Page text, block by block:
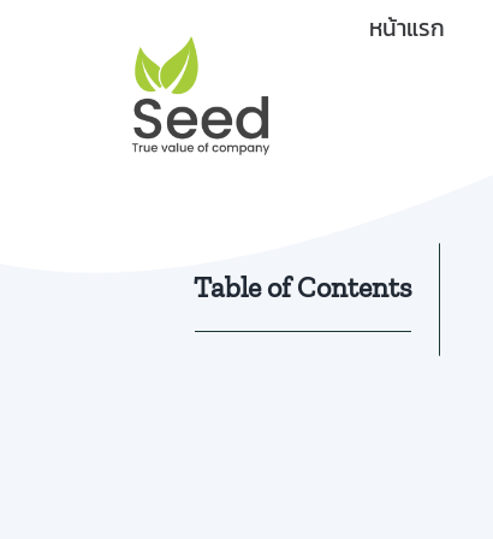
หน้าแรก
Table of Contents